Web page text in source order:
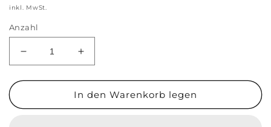
Preis
inkl. MwSt.
Anzahl
Verringere
die
Menge
Schneemann
Erhöhe
die
Menge
für
Schneemann
In den Warenkorb legen